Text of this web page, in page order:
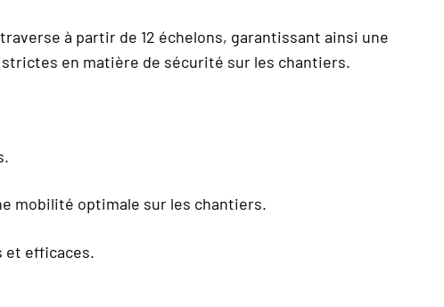
à partir de 12 échelons, garantissant ainsi une
strictes en matière de sécurité sur les chantiers.
mobilité optimale sur les chantiers.
et efficaces.